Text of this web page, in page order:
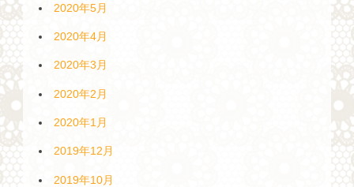
2020年5月
2020年4月
2020年3月
2020年2月
2020年1月
2019年12月
2019年10月